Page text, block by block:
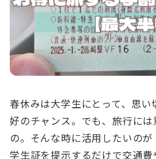
春休みは大学生にとって、思い
好のチャンス。でも、旅行に
の。そんな時に活用したいのが
学生証を提示するだけで交通費